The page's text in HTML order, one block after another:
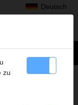
Deutsch
H
zu